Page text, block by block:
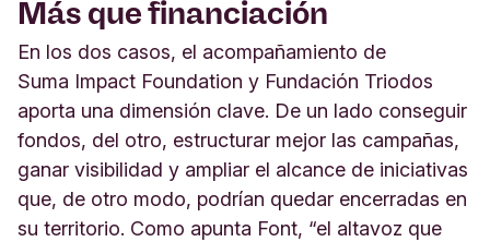
Más que financiación
En los dos casos, el acompañamiento de
Suma Impact Foundation y Fundación Triodos
aporta una dimensión clave. De un lado conseguir
fondos, del otro, estructurar mejor las campañas,
ganar visibilidad y ampliar el alcance de iniciativas
que, de otro modo, podrían quedar encerradas en
su territorio. Como apunta Font, “el altavoz que